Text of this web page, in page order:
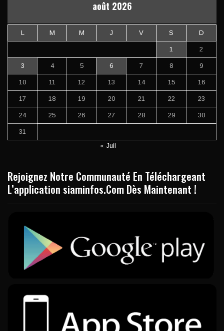
août 2026
L M M J V S D
1 2
3 4 5 6 7 8 9
10 11 12 13 14 15 16
17 18 19 20 21 22 23
24 25 26 27 28 29 30
31
« Juil
Rejoignez Notre Communauté En Téléchargeant
L’application siaminfos.Com Dès Maintenant !